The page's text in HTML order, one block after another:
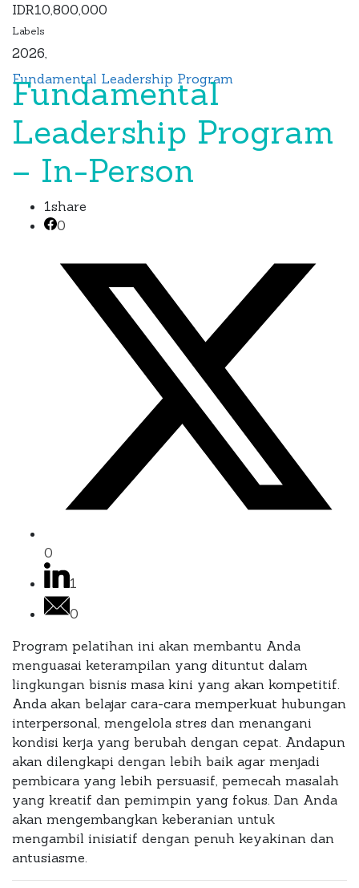
IDR10,800,000
Labels
2026,
Fundamental Leadership Program
Fundamental
Leadership Program
– In-Person
1share
0
0
1
0
Program pelatihan ini akan membantu Anda
menguasai keterampilan yang dituntut dalam
lingkungan bisnis masa kini yang akan kompetitif.
Anda akan belajar cara-cara memperkuat hubungan
interpersonal, mengelola stres dan menangani
kondisi kerja yang berubah dengan cepat. Andapun
akan dilengkapi dengan lebih baik agar menjadi
pembicara yang lebih persuasif, pemecah masalah
yang kreatif dan pemimpin yang fokus. Dan Anda
akan mengembangkan keberanian untuk
mengambil inisiatif dengan penuh keyakinan dan
antusiasme.